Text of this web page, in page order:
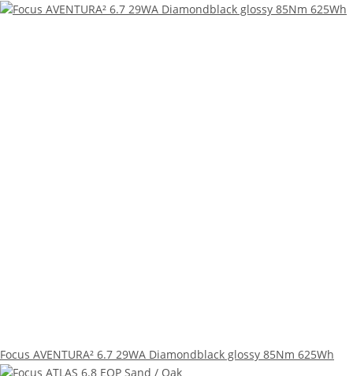
Focus AVENTURA² 6.7 29WA Diamondblack glossy 85Nm 625Wh